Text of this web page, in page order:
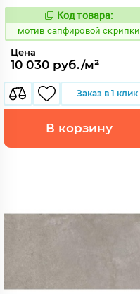
1041467
Код товара:
мотив сапфировой скрипки
Цена
10 030 руб./м²
Заказ в 1 клик
В корзину